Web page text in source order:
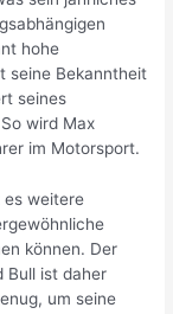
hohe
seine Bekanntheit
seines
wird Max
im Motorsport.
es weitere
können. Der
Bull ist daher
um seine